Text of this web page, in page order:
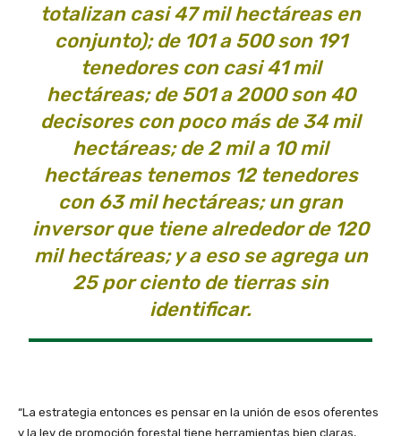
totalizan casi 47 mil hectáreas en
conjunto); de 101 a 500 son 191
tenedores con casi 41 mil
hectáreas; de 501 a 2000 son 40
decisores con poco más de 34 mil
hectáreas; de 2 mil a 10 mil
hectáreas tenemos 12 tenedores
con 63 mil hectáreas; un gran
inversor que tiene alrededor de 120
mil hectáreas; y a eso se agrega un
25 por ciento de tierras sin
identificar.
“La estrategia entonces es pensar en la unión de esos oferentes
y la ley de promoción forestal tiene herramientas bien claras,